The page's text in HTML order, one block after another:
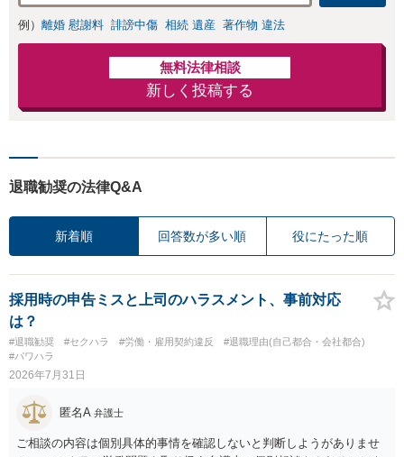
例） 離婚 慰謝料 誹謗中傷 相続 遺産 著作物 違法
無料法律相談
新しく投稿する
退職勧奨の法律Q&A
新着順 回答数が多い順 役にたった順
採用時の申告ミスと上司のハラスメント、事前対応
は？
#退職勧奨 #セクハラ #労働・雇用契約違反
#退職理由(自己都合・会社都合)
#パワハラ
2026年7月31日
匿名A 弁護士
ご相談の内容は個別具体的事情を確認しないと判断しようがありませ